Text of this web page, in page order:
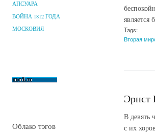
АПСУАРА
ВОЙНА 1812 ГОДА
МОСКОВИЯ
Облако тэгов
является
Tags:
Вторая
Эрнст
В девять
с их